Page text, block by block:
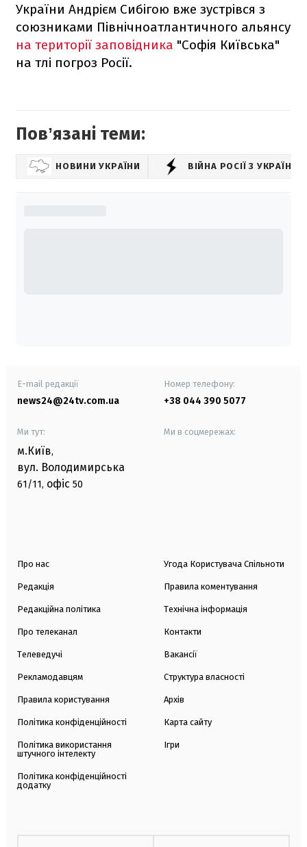
України Андрієм Сибігою вже зустрівся з
союзниками Північноатлантичного альянсу
на території заповідника "Софія Київська"
на тлі погроз Росії.
Повʼязані теми:
НОВИНИ УКРАЇНИ ВІЙНА РОСІЇ З
E-mail редакції
news24@24tv.com.ua
Номер телефону:
+38 044 390 5077
Ми тут:
м.Київ,
вул. Володимирська
61/11, офіс 50
Ми в соцмережах:
Про нас
Редакція
Редакційна політика
Про телеканал
Телеведучі
Рекламодавцям
Правила користування
Політика конфіденційності
Політика використання
штучного інтелекту
Політика конфіденційності
додатку
Угода Користувача Спільноти
Правила коментування
Технічна інформація
Контакти
Вакансії
Структура власності
Архів
Карта сайту
Ігри